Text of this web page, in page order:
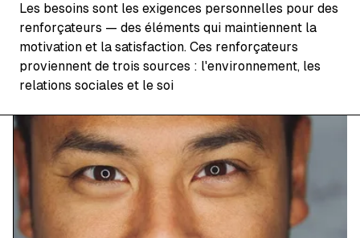
Les besoins sont les exigences personnelles pour des
renforçateurs — des éléments qui maintiennent la
motivation et la satisfaction. Ces renforçateurs
proviennent de trois sources : l'environnement, les
relations sociales et le soi